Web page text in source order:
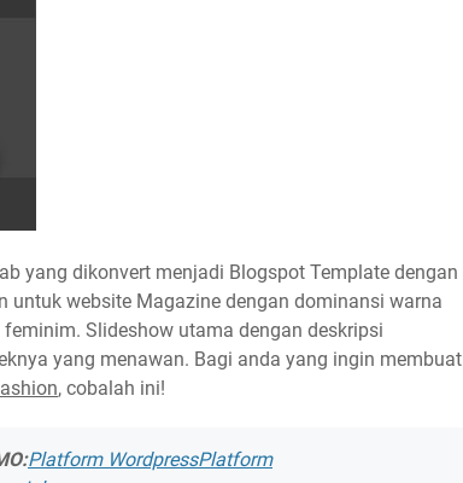
yang dikonvert menjadi Blogspot Template dengan
untuk website Magazine dengan dominansi warna
Slideshow utama dengan deskripsi
yang menawan. Bagi anda yang ingin membuat
, cobalah ini!
Platform WordpressPlatform